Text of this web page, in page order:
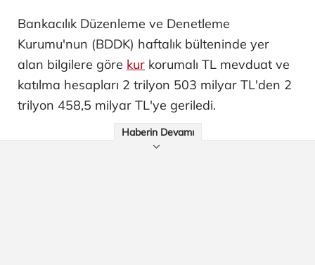
Bankacılık Düzenleme ve Denetleme
Kurumu'nun (BDDK) haftalık bülteninde yer
alan bilgilere göre kur korumalı TL mevduat ve
katılma hesapları 2 trilyon 503 milyar TL'den 2
trilyon 458,5 milyar TL'ye geriledi.
Haberin Devamı